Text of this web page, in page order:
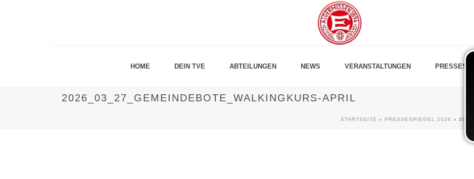
HOME DEIN TVE ABTEILUNGEN NEWS VERANSTALTUNGEN
2026_03_27_GEMEINDEBOTE_WALKINGKURS-APRIL
STARTSEITE » PRESSESPIEGEL 2026 »